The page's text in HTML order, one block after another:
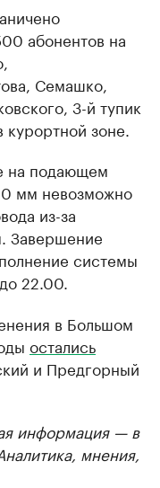
абонентов на
Семашко,
3-й тупик
зоне.
на подающем
мм невозможно
из-за
Завершение
системы
22.00.
в Большом
остались
и Предгорный
информация — в
мнения,